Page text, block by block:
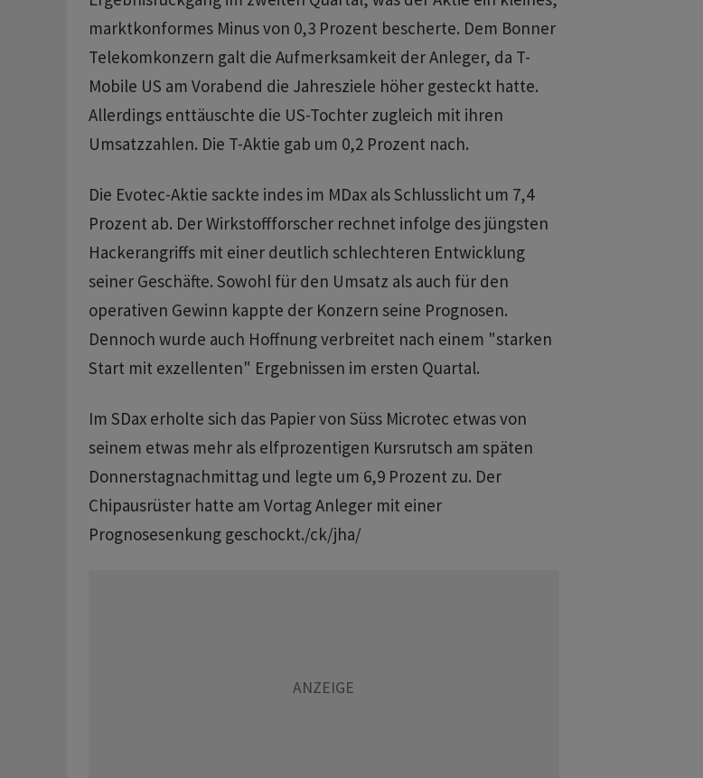
marktkonformes Minus von 0,3 Prozent bescherte. Dem Bonner
Telekomkonzern galt die Aufmerksamkeit der Anleger, da T-
Mobile US am Vorabend die Jahresziele höher gesteckt hatte.
Allerdings enttäuschte die US-Tochter zugleich mit ihren
Umsatzzahlen. Die T-Aktie gab um 0,2 Prozent nach.
Die Evotec-Aktie sackte indes im MDax als Schlusslicht um 7,4
Prozent ab. Der Wirkstoffforscher rechnet infolge des jüngsten
Hackerangriffs mit einer deutlich schlechteren Entwicklung
seiner Geschäfte. Sowohl für den Umsatz als auch für den
operativen Gewinn kappte der Konzern seine Prognosen.
Dennoch wurde auch Hoffnung verbreitet nach einem "starken
Start mit exzellenten" Ergebnissen im ersten Quartal.
Im SDax erholte sich das Papier von Süss Microtec etwas von
seinem etwas mehr als elfprozentigen Kursrutsch am späten
Donnerstagnachmittag und legte um 6,9 Prozent zu. Der
Chipausrüster hatte am Vortag Anleger mit einer
Prognosesenkung geschockt./ck/jha/